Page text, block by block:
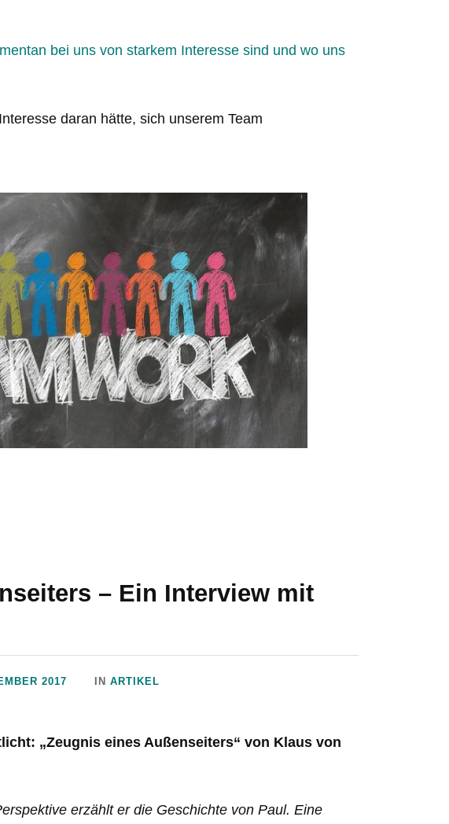
bei uns von starkem Interesse sind und wo uns
daran hätte, sich unserem Team
– Ein Interview mit
2017 INARTIKEL
„Zeugnis eines Außenseiters“ von Klaus von
erzählt er die Geschichte von Paul. Eine